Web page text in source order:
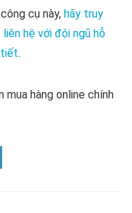
cụ này, hãy truy
hệ với đội ngũ hỗ
tiết.
mua hàng online chính